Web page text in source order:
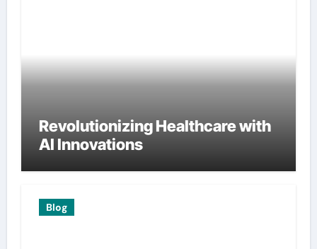
Revolutionizing Healthcare with
AI Innovations
Blog